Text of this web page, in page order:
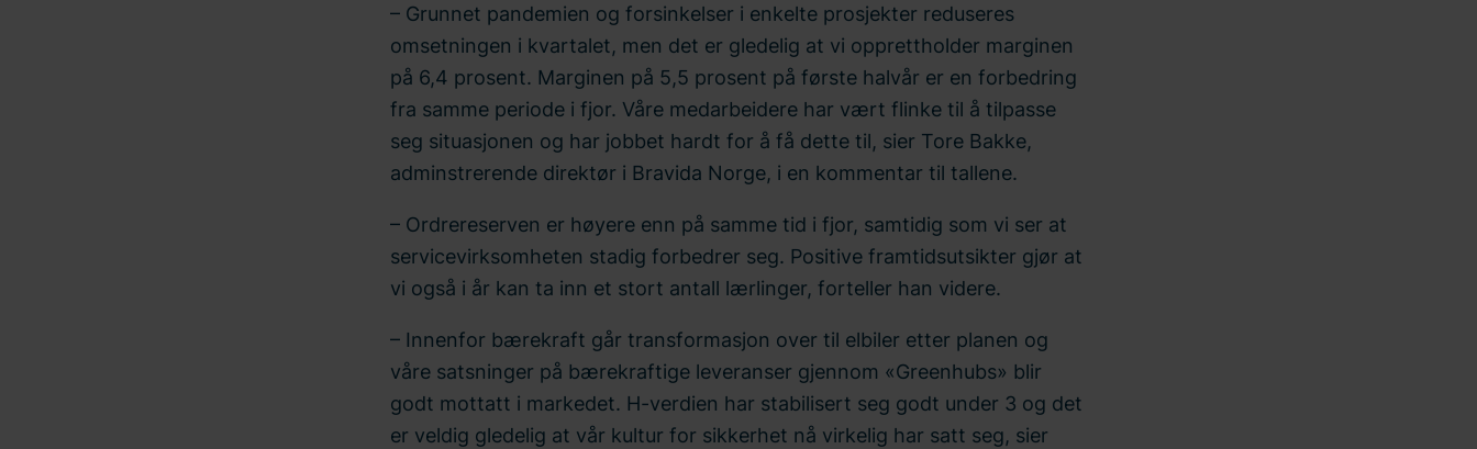
– Grunnet pandemien og forsinkelser i enkelte prosjekter reduseres
omsetningen i kvartalet, men det er gledelig at vi opprettholder marginen
på 6,4 prosent. Marginen på 5,5 prosent på første halvår er en forbedring
fra samme periode i fjor. Våre medarbeidere har vært flinke til å tilpasse
seg situasjonen og har jobbet hardt for å få dette til, sier Tore Bakke,
adminstrerende direktør i Bravida Norge, i en kommentar til tallene.
– Ordrereserven er høyere enn på samme tid i fjor, samtidig som vi ser at
servicevirksomheten stadig forbedrer seg. Positive framtidsutsikter gjør at
vi også i år kan ta inn et stort antall lærlinger, forteller han videre.
– Innenfor bærekraft går transformasjon over til elbiler etter planen og
våre satsninger på bærekraftige leveranser gjennom «Greenhubs» blir
godt mottatt i markedet. H-verdien har stabilisert seg godt under 3 og det
er veldig gledelig at vår kultur for sikkerhet nå virkelig har satt seg, sier